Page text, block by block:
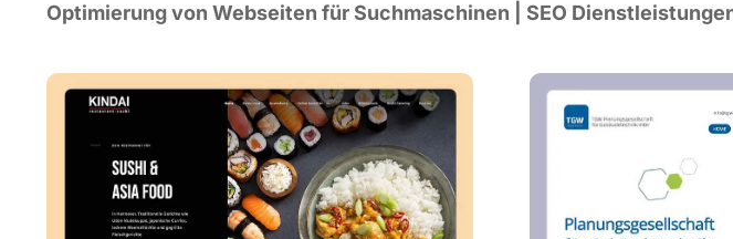
Opti­mie­rung von Web­sei­ten für Such­ma­schi­nen | SEO